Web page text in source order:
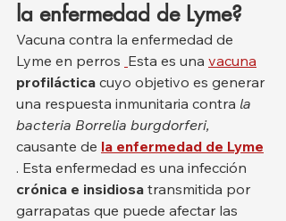
la enfermedad de Lyme?
Vacuna contra la enfermedad de
Lyme en perros Esta es una vacuna
profiláctica cuyo objetivo es generar
una respuesta inmunitaria contra la
bacteria Borrelia burgdorferi,
causante de la enfermedad de Lyme
. Esta enfermedad es una infección
crónica e insidiosa transmitida por
garrapatas que puede afectar las